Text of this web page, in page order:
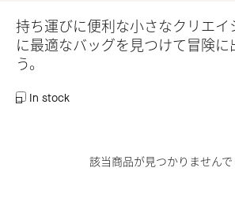
持ち運びに便利な小さなクリエイ
に最適なバッグを見つけて冒険に
う。
In stock
該当商品が見つかりませんで